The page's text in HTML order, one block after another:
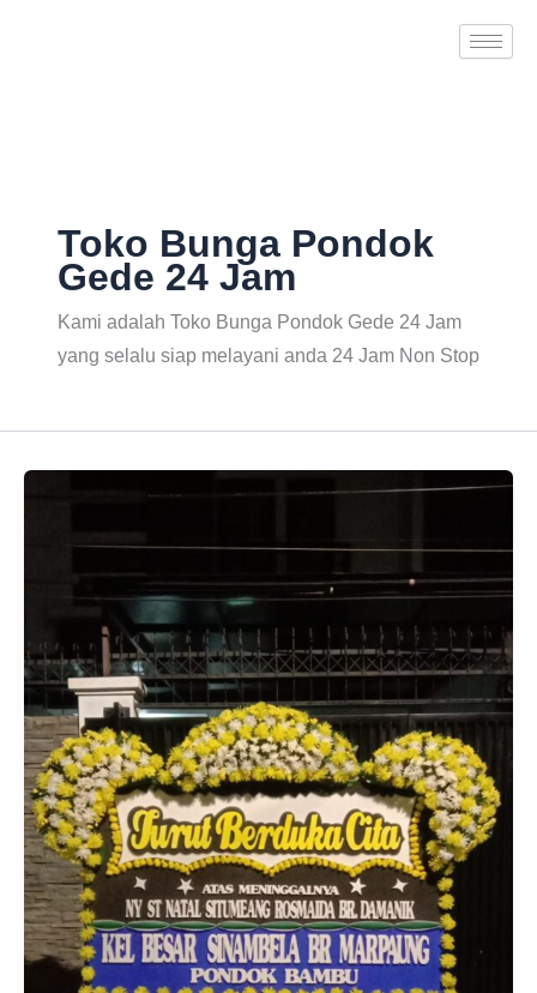
Toko Bunga Pondok
Gede 24 Jam
Kami adalah Toko Bunga Pondok Gede 24 Jam
yang selalu siap melayani anda 24 Jam Non Stop